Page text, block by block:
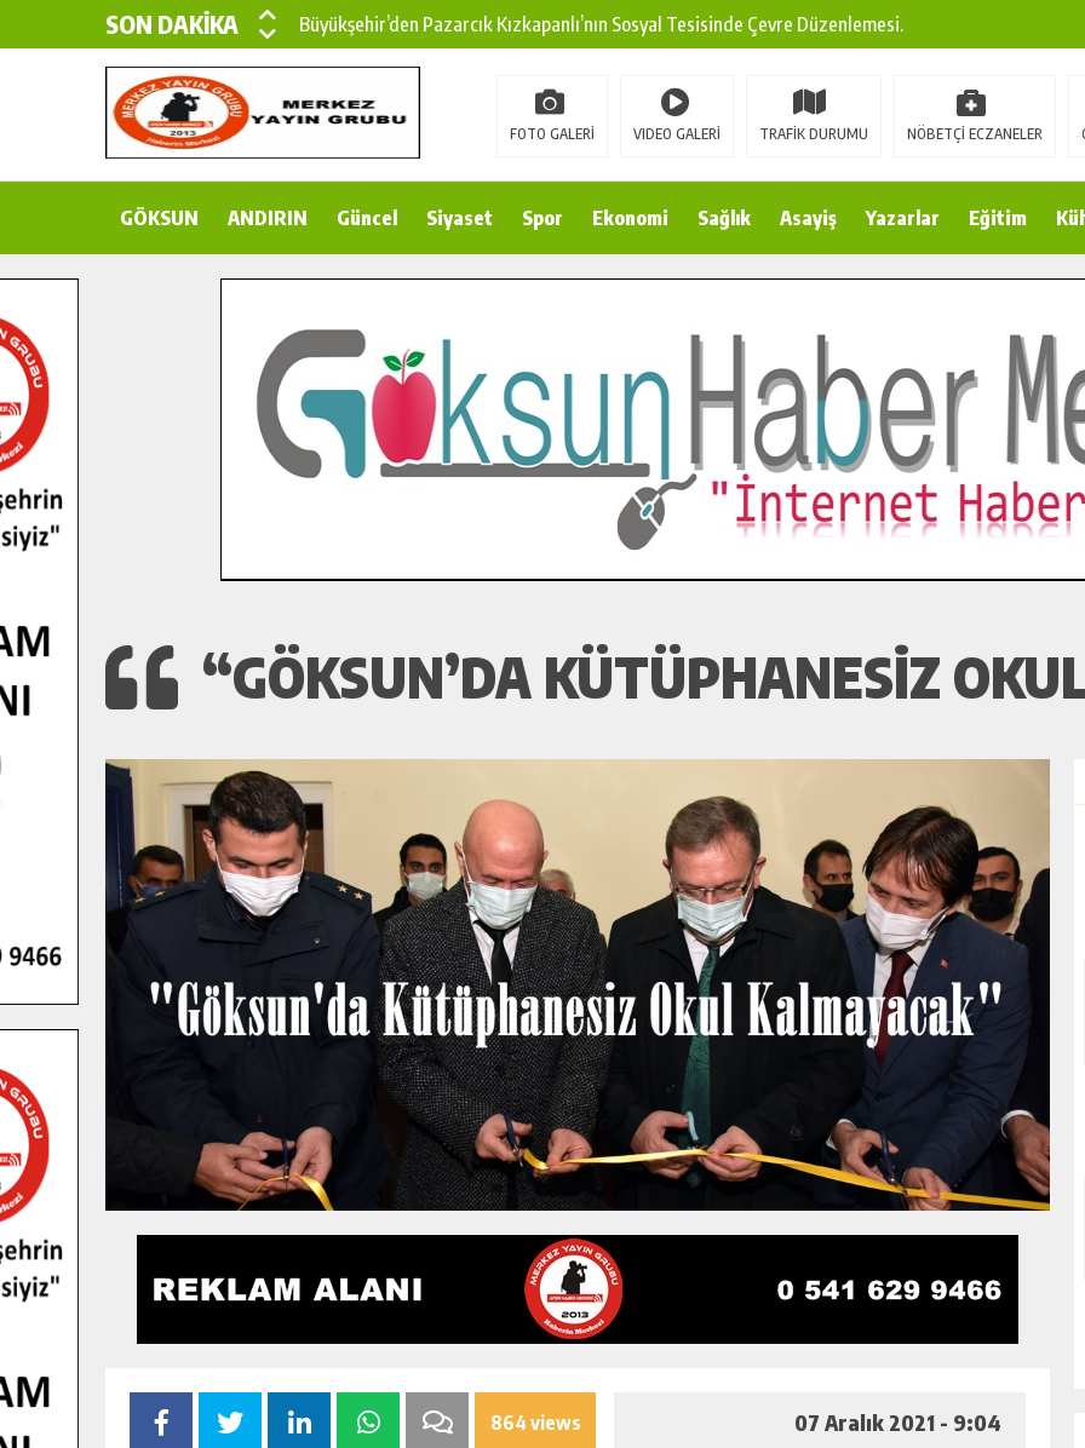
SON DAKİKA
Büyükşehir’den Pazarcık Kızkapanlı’nın Sosyal Tesisinde Çevre Düzenlemesi.
Büyükşehir’den Pazarcık Kırsalına Modern Ulaşım Yatırımı.
Çin’den KSÜ’ye Uluslararası Başarı: Edinilen Bilgi Türk Tarımına Katkı Sağlayacak.
Gençler Pusula Maraş Kampında Yeni Medya ve Fotoğrafçılığı Keşfetti.
İlçe Jandarma Komutanı Karakaya’dan Başkan Cüce’ye Veda Ziyareti.
Bertiz’in Yeni Köprüsünde Sona Doğru.
FOTO GALERİ VIDEO GALERİ TRAFİK DURUMU NÖBETÇİ ECZANELER
GÖKSUN ANDIRIN Güncel Siyaset Spor Ekonomi Sağlık Asayiş Yazarlar Eğitim
“GÖKSUN’DA KÜTÜPHANESIZ
864 views 07 Aralık 2021 - 9:04